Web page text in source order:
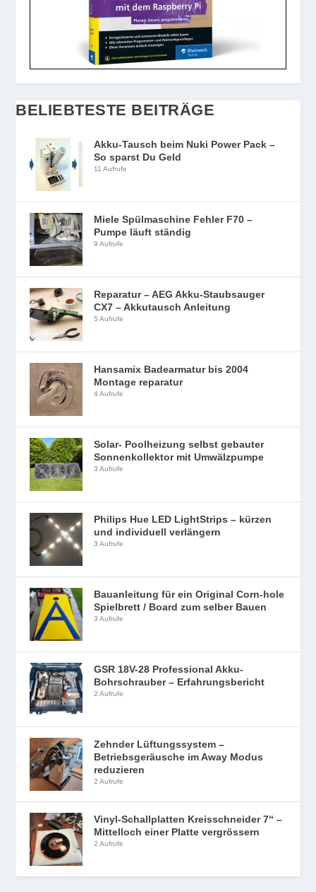
BELIEBTESTE BEITRÄGE
Akku-Tausch beim Nuki Power Pack –
So sparst Du Geld
11 Aufrufe
Miele Spülmaschine Fehler F70 –
Pumpe läuft ständig
9 Aufrufe
Reparatur – AEG Akku-Staubsauger
CX7 – Akkutausch Anleitung
5 Aufrufe
Hansamix Badearmatur bis 2004
Montage reparatur
4 Aufrufe
Solar- Poolheizung selbst gebauter
Sonnenkollektor mit Umwälzpumpe
3 Aufrufe
Philips Hue LED LightStrips – kürzen
und individuell verlängern
3 Aufrufe
Bauanleitung für ein Original Corn-hole
Spielbrett / Board zum selber Bauen
3 Aufrufe
GSR 18V-28 Professional Akku-
Bohrschrauber – Erfahrungsbericht
2 Aufrufe
Zehnder Lüftungssystem –
Betriebsgeräusche im Away Modus
reduzieren
2 Aufrufe
Vinyl-Schallplatten Kreisschneider 7“ –
Mittelloch einer Platte vergrössern
2 Aufrufe